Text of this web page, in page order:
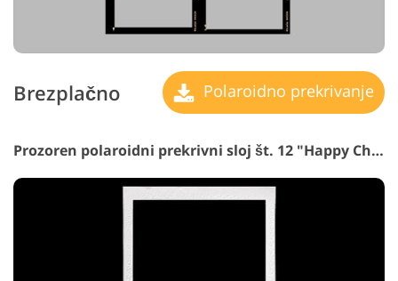
Brezplačno Polaroidno prekrivanje
Prozoren polaroidni prekrivni sloj št. 12 "Happy Childhood"